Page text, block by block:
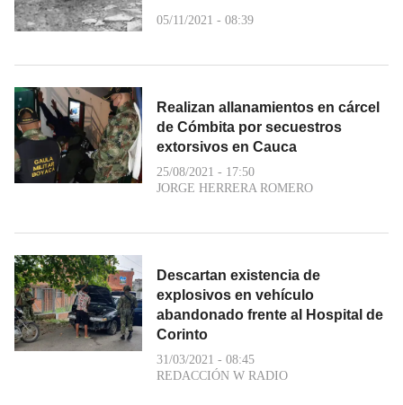
05/11/2021 - 08:39
Realizan allanamientos en cárcel
de Cómbita por secuestros
extorsivos en Cauca
25/08/2021 - 17:50
JORGE HERRERA ROMERO
Descartan existencia de
explosivos en vehículo
abandonado frente al Hospital de
Corinto
31/03/2021 - 08:45
REDACCIÓN W RADIO